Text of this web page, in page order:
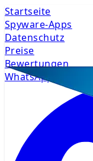
Startseite
Spyware-Apps
Datenschutz
Preise
Bewertungen
WhatsApp